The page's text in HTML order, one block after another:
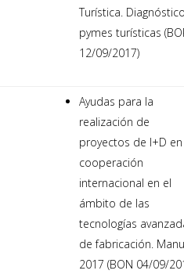
Turística.
pymes turísticas
12/09/2017)
Ayudas para la
realización de
proyectos de I+D en
cooperación
internacional en el
ámbito de las
tecnologías
de fabricación.
2017 (BON 04/09/